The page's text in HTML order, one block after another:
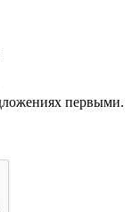
первыми.